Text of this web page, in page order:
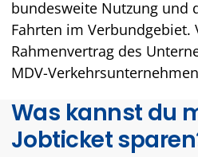
bundesweite Nutzung und
Fahrten im Verbundgebiet.
Rahmenvertrag des
MDV-
Was kannst du
Jobticket